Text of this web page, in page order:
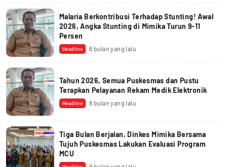
Malaria Berkontribusi Terhadap Stunting! Awal
2026, Angka Stunting di Mimika Turun 9-11
Persen
Headline 6 bulan yang lalu
Tahun 2026, Semua Puskesmas dan Pustu
Terapkan Pelayanan Rekam Medik Elektronik
Headline 8 bulan yang lalu
Tiga Bulan Berjalan, Dinkes Mimika Bersama
Tujuh Puskesmas Lakukan Evaluasi Program
MCU